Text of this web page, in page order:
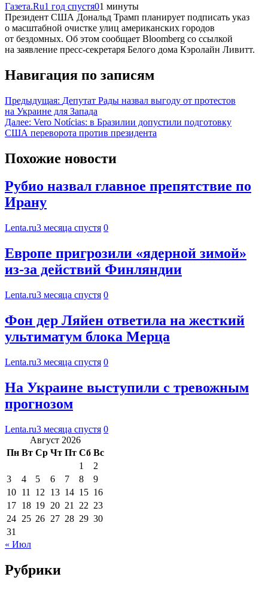
Газета.Ru1 год спустя01 минуты
Президент США Дональд Трамп планирует подписать указ
о масштабной очистке улиц американских городов
от бездомных. Об этом сообщает Bloomberg со ссылкой
на заявление пресс-секретаря Белого дома Кэролайн Ливитт.
Навигация по записям
Предыдущая: Депутат Рады назвал выгоду от протестов
на Украине для Запада
Далее: Vero Notícias: в Бразилии допустили подготовку
США переворота против президента
Похожие новости
Рубио назвал главное препятствие по
Ирану
Lenta.ru3 месяца спустя 0
Европе пригрозили «ядерной зимой»
из-за действий Финляндии
Lenta.ru3 месяца спустя 0
Фон дер Ляйен ответила на жесткий
ультиматум блока Мерца
Lenta.ru3 месяца спустя 0
На Украине выступили с тревожным
прогнозом
Lenta.ru3 месяца спустя 0
Август 2026
Пн Вт Ср Чт Пт Сб Вс
1
2
3
4 5 6 7 8
9
10 11 12 13 14 15 16
17 18 19 20 21 22 23
24 25 26 27 28 29 30
31
« Июл
Рубрики